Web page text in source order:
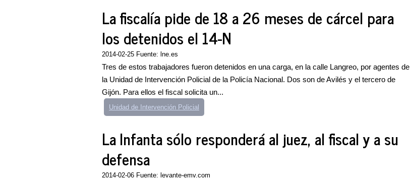
La fiscalía pide de 18 a 26 meses de cárcel para
los detenidos el 14-N
2014-02-25 Fuente: lne.es
Tres de estos trabajadores fueron detenidos en una carga, en la calle Langreo, por agentes de
la Unidad de Intervención Policial de la Policía Nacional. Dos son de Avilés y el tercero de
Gijón. Para ellos el fiscal solicita un...
Unidad de Intervención Policial
La Infanta sólo responderá al juez, al fiscal y a su
defensa
2014-02-06 Fuente: levante-emv.com